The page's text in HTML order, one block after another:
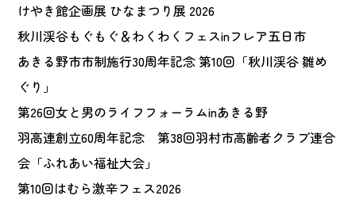
けやき館企画展 ひなまつり展 2026
秋川渓谷もぐもぐ＆わくわくフェスinフレア五日市
あきる野市市制施行30周年記念 第10回「秋川渓谷 雛め
ぐり」
第26回女と男のライフフォーラムinあきる野
羽高連創立60周年記念 第38回羽村市高齢者クラブ連合
会「ふれあい福祉大会」
第10回はむら激辛フェス2026